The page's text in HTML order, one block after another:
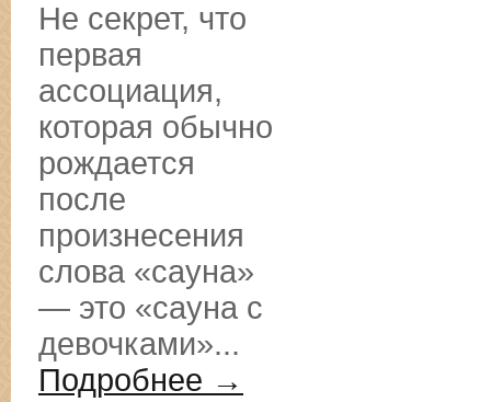
Не секрет, что
первая
ассоциация,
которая обычно
рождается
после
произнесения
слова «сауна»
— это «сауна с
девочками»...
Подробнее →